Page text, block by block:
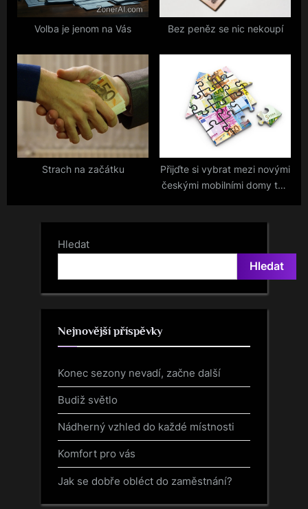
Volba je jenom na Vás Bez peněz se nic nekoupí
Strach na začátku
Přijďte si vybrat mezi novými
českými mobilními domy ten
Hledat
Hledat
Nejnovější příspěvky
Konec sezony nevadí, začne další
Budiž světlo
Nádherný vzhled do každé místnosti
Komfort pro vás
Jak se dobře obléct do zaměstnání?